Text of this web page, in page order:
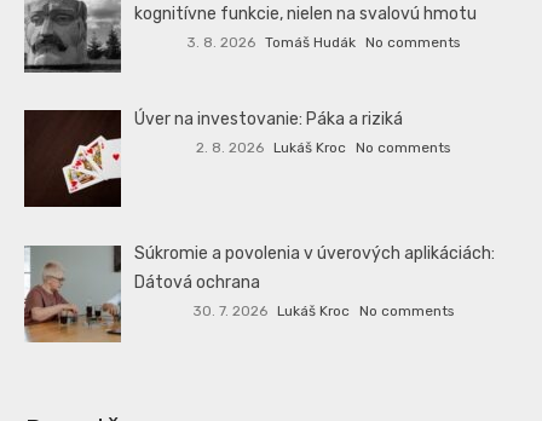
kognitívne funkcie, nielen na svalovú hmotu
3. 8. 2026 Tomáš Hudák No comments
Úver na investovanie: Páka a riziká
2. 8. 2026 Lukáš Kroc No comments
Súkromie a povolenia v úverových aplikáciách:
Dátová ochrana
30. 7. 2026 Lukáš Kroc No comments